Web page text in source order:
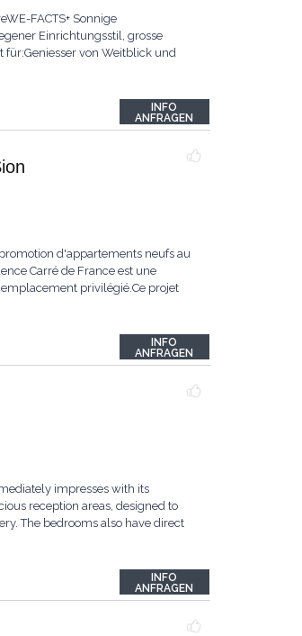
FACTS+ Sonnige
Einrichtungsstil, grosse
für:Geniesser von Weitblick und
INFO
ANFRAGEN
d'appartements neufs au
Carré de France est une
privilégié.Ce projet
INFO
ANFRAGEN
impresses with its
reception areas, designed to
The bedrooms also have direct
INFO
ANFRAGEN